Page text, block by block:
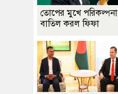
তোপের মুখে পরিকল্পনা
বাতিল করল ফিফা